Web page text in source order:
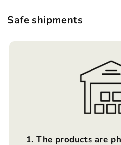
Safe shipments
1. The products are